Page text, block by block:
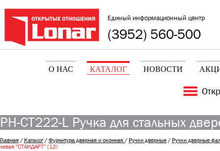
Единый информационный центр
(3952) 560-500
О НАС КАТАЛОГ НОВОСТИ
РН-CT222-L Ручка для стальных
Главная/ Каталог/Фурнитура дверная и оконная/ Ручки дверные/ Ручки дверные
левая "СТАНДАРТ" (12)